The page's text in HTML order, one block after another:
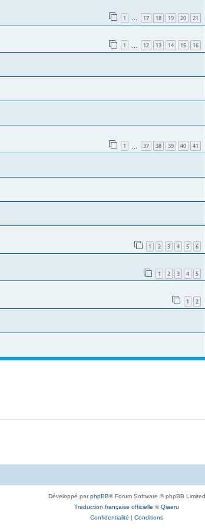
1 … 17 18 19 20 21
1 12 13 14 15 16
1 37 38 39 40 41
1 2 3 4 5 6
1 2 3 4 5
1 2
Développé parphpBB® Forum Software © phpBB Limited
Traduction française officielle ©Qiaeru
Confidentialité
Conditions